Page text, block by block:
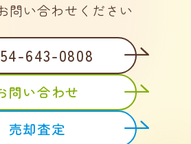
問い合わせください
643-0808
問い合わせ
売却査定